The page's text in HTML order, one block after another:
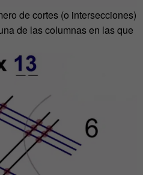
de cortes (o intersecciones)
de las columnas en las que